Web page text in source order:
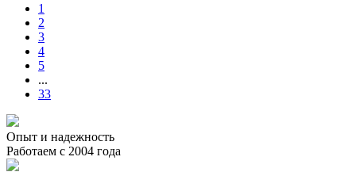
1
2
3
4
5
...
33
Опыт и надежность
Работаем с 2004 года